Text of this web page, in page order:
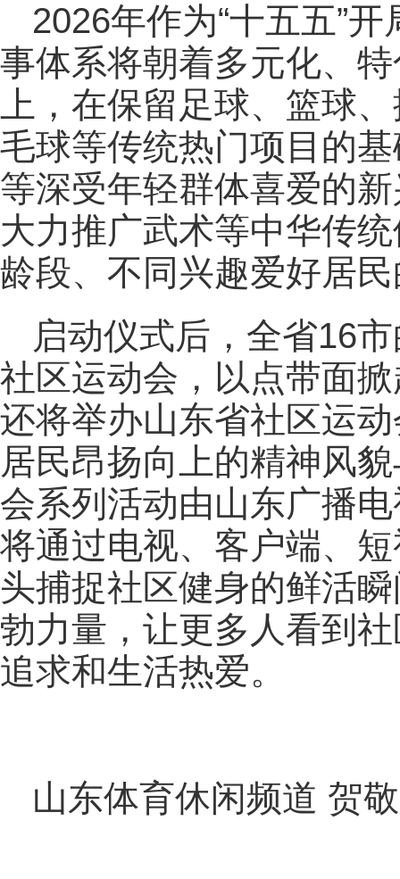
2026年作为“十五五”
事体系将朝着多元化、
上，在保留足球、篮球
毛球等传统热门项目的
等深受年轻群体喜爱的
大力推广武术等中华传
龄段、不同兴趣爱好居
启动仪式后，全省16
社区运动会，以点带面
还将举办山东省社区运
居民昂扬向上的精神风
会系列活动由山东广播
将通过电视、客户端、
头捕捉社区健身的鲜活
勃力量，让更多人看到
追求和生活热爱。
山东体育休闲频道 贺